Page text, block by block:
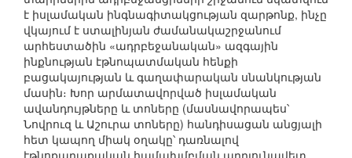
է իսլամական ինգնագիտակցության զարթոնք, ինչը
վկայում է ստալինյան ժամանակաշրջանում
արհեստածին «ադրբեջանական» ազգային
ինքնության էթնոպատմական հենքի
բացակայության և գաղափարական սնանկության
մասին։ Խոր արմատավորված իսլամական
ավանդույթները և տոները (մասնավորապես՝
Նովրուզ և Աշուրա տոները) հանդիսացան անցյալի
հետ կապող միակ օղակը՝ դառնալով